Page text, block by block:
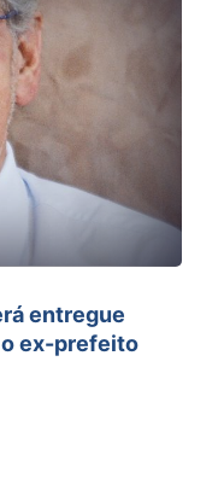
entregue
o ex-prefeito